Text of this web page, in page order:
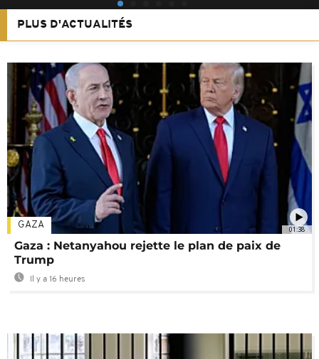
PLUS D'ACTUALITÉS
01:38
GAZA
Gaza : Netanyahou rejette le plan de paix de
Trump
Il y a 16 heures